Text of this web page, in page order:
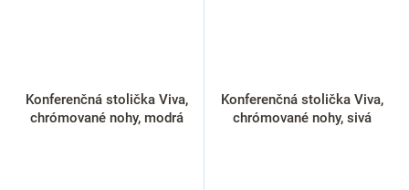
Konferenčná stolička Viva,
chrómované nohy, modrá
Konferenčná stolička Viva,
chrómované nohy, sivá